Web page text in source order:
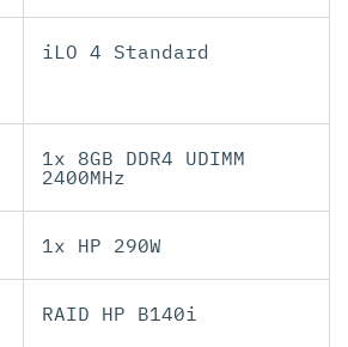
iLO 4 Standard
1x 8GB DDR4 UDIMM
2400MHz
1x HP 290W
RAID HP B140i